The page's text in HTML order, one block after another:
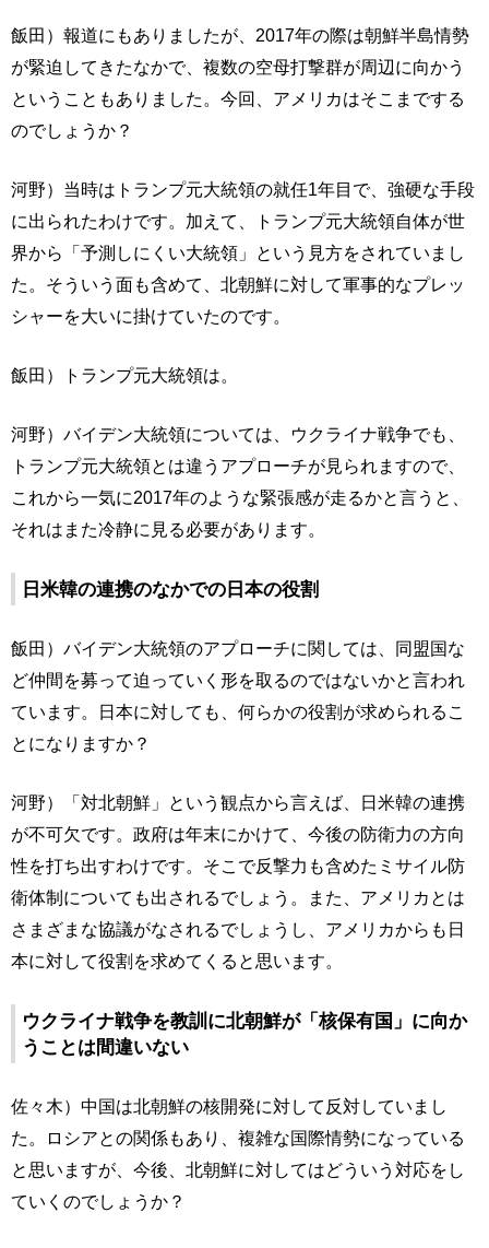
飯田）報道にもありましたが、2017年の際は朝鮮半島情勢
が緊迫してきたなかで、複数の空母打撃群が周辺に向かう
ということもありました。今回、アメリカはそこまでする
のでしょうか？
河野）当時はトランプ元大統領の就任1年目で、強硬な手段
に出られたわけです。加えて、トランプ元大統領自体が世
界から「予測しにくい大統領」という見方をされていまし
た。そういう面も含めて、北朝鮮に対して軍事的なプレッ
シャーを大いに掛けていたのです。
飯田）トランプ元大統領は。
河野）バイデン大統領については、ウクライナ戦争でも、
トランプ元大統領とは違うアプローチが見られますので、
これから一気に2017年のような緊張感が走るかと言うと、
それはまた冷静に見る必要があります。
日米韓の連携のなかでの日本の役割
飯田）バイデン大統領のアプローチに関しては、同盟国な
ど仲間を募って迫っていく形を取るのではないかと言われ
ています。日本に対しても、何らかの役割が求められるこ
とになりますか？
河野）「対北朝鮮」という観点から言えば、日米韓の連携
が不可欠です。政府は年末にかけて、今後の防衛力の方向
性を打ち出すわけです。そこで反撃力も含めたミサイル防
衛体制についても出されるでしょう。また、アメリカとは
さまざまな協議がなされるでしょうし、アメリカからも日
本に対して役割を求めてくると思います。
ウクライナ戦争を教訓に北朝鮮が「核保有国」に向か
うことは間違いない
佐々木）中国は北朝鮮の核開発に対して反対していまし
た。ロシアとの関係もあり、複雑な国際情勢になっている
と思いますが、今後、北朝鮮に対してはどういう対応をし
ていくのでしょうか？